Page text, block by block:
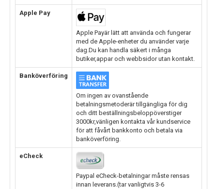
Apple Pay
Apple Payär lätt att använda och fungerar
med de Apple-enheter du använder varje
dag.Du kan handla säkert i många
butiker,appar och webbsidor utan kontakt.
Banköverföring
Om ingen av ovanstående
betalningsmetoderär tillgängliga för dig
och ditt beställningsbeloppöverstiger
3000kr,vänligen kontakta vår kundservice
för att fåvårt bankkonto och betala via
banköverföring.
eCheck
Paypal eCheck-betalningar måste rensas
innan leverans.(tar vanligtvis 3-6